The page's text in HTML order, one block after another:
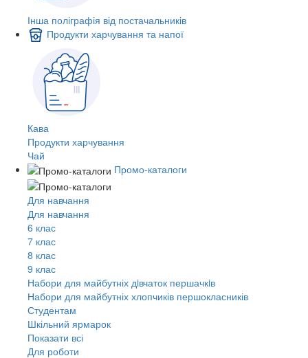
Інша поліграфія від постачальників
Продукти харчування та напої
Кава
Продукти харчування
Чай
Промо-каталоги
Для навчання
Для навчання
6 клас
7 клас
8 клас
9 клас
Набори для майбутніх дiвчаток першачкiв
Набори для майбутніх хлопчиків першокласників
Студентам
Шкільний ярмарок
Показати всі
Для роботи